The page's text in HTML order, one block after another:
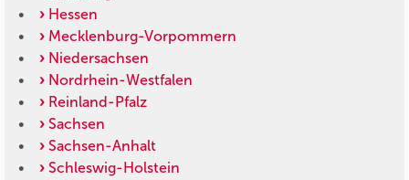
•
Hessen
•
Mecklenburg-Vorpommern
•
Niedersachsen
•
Nordrhein-Westfalen
•
Reinland-Pfalz
•
Sachsen
•
Sachsen-Anhalt
•
Schleswig-Holstein